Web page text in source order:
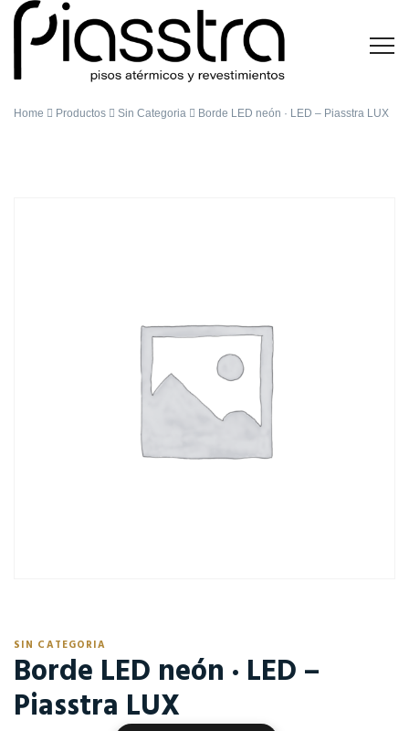
Home Productos Sin Categoria Borde LED neón · LED – Piasstra LUX
SIN CATEGORIA
Borde LED neón · LED –
Piasstra LUX